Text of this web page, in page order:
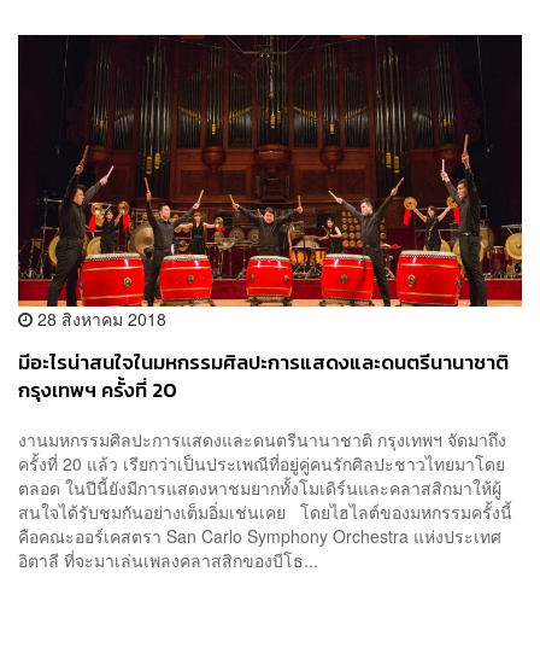
28 สิงหาคม 2018
มีอะไรน่าสนใจในมหกรรมศิลปะการแสดงและดนตรีนานาชาติ
กรุงเทพฯ ครั้งที่ 20
งานมหกรรมศิลปะการแสดงและดนตรีนานาชาติ กรุงเทพฯ จัดมาถึง
ครั้งที่ 20 แล้ว เรียกว่าเป็นประเพณีที่อยู่คู่คนรักศิลปะชาวไทยมาโดย
ตลอด ในปีนี้ยังมีการแสดงหาชมยากทั้งโมเดิร์นและคลาสสิกมาให้ผู้
สนใจได้รับชมกันอย่างเต็มอิ่มเช่นเคย โดยไฮไลต์ของมหกรรมครั้งนี้
คือคณะออร์เคสตรา San Carlo Symphony Orchestra แห่งประเทศ
อิตาลี ที่จะมาเล่นเพลงคลาสสิกของบีโธ...